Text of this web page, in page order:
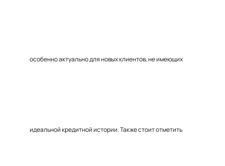
особенно актуально для новых клиентов, не имеющих
идеальной кредитной истории. Также стоит отметить